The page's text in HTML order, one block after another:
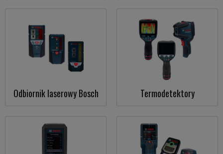
Odbiornik laserowy Bosch Termodetektory